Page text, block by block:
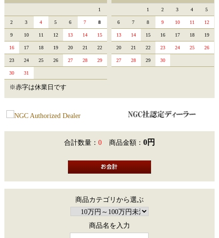
1
2 3 4 5 6 7 8
9 10 11 12 13 14 15
16 17 18 19 20 21 22
23 24 25 26 27 28 29
30 31
1 2 3 4 5
6 7 8 9 10 11 12
13 14 15 16 17 18 19
20 21 22 23 24 25 26
27 28 29 30
※赤字は休業日です
合計数量： 0 商品金額： 0円
商品カテゴリから選ぶ
商品名を入力